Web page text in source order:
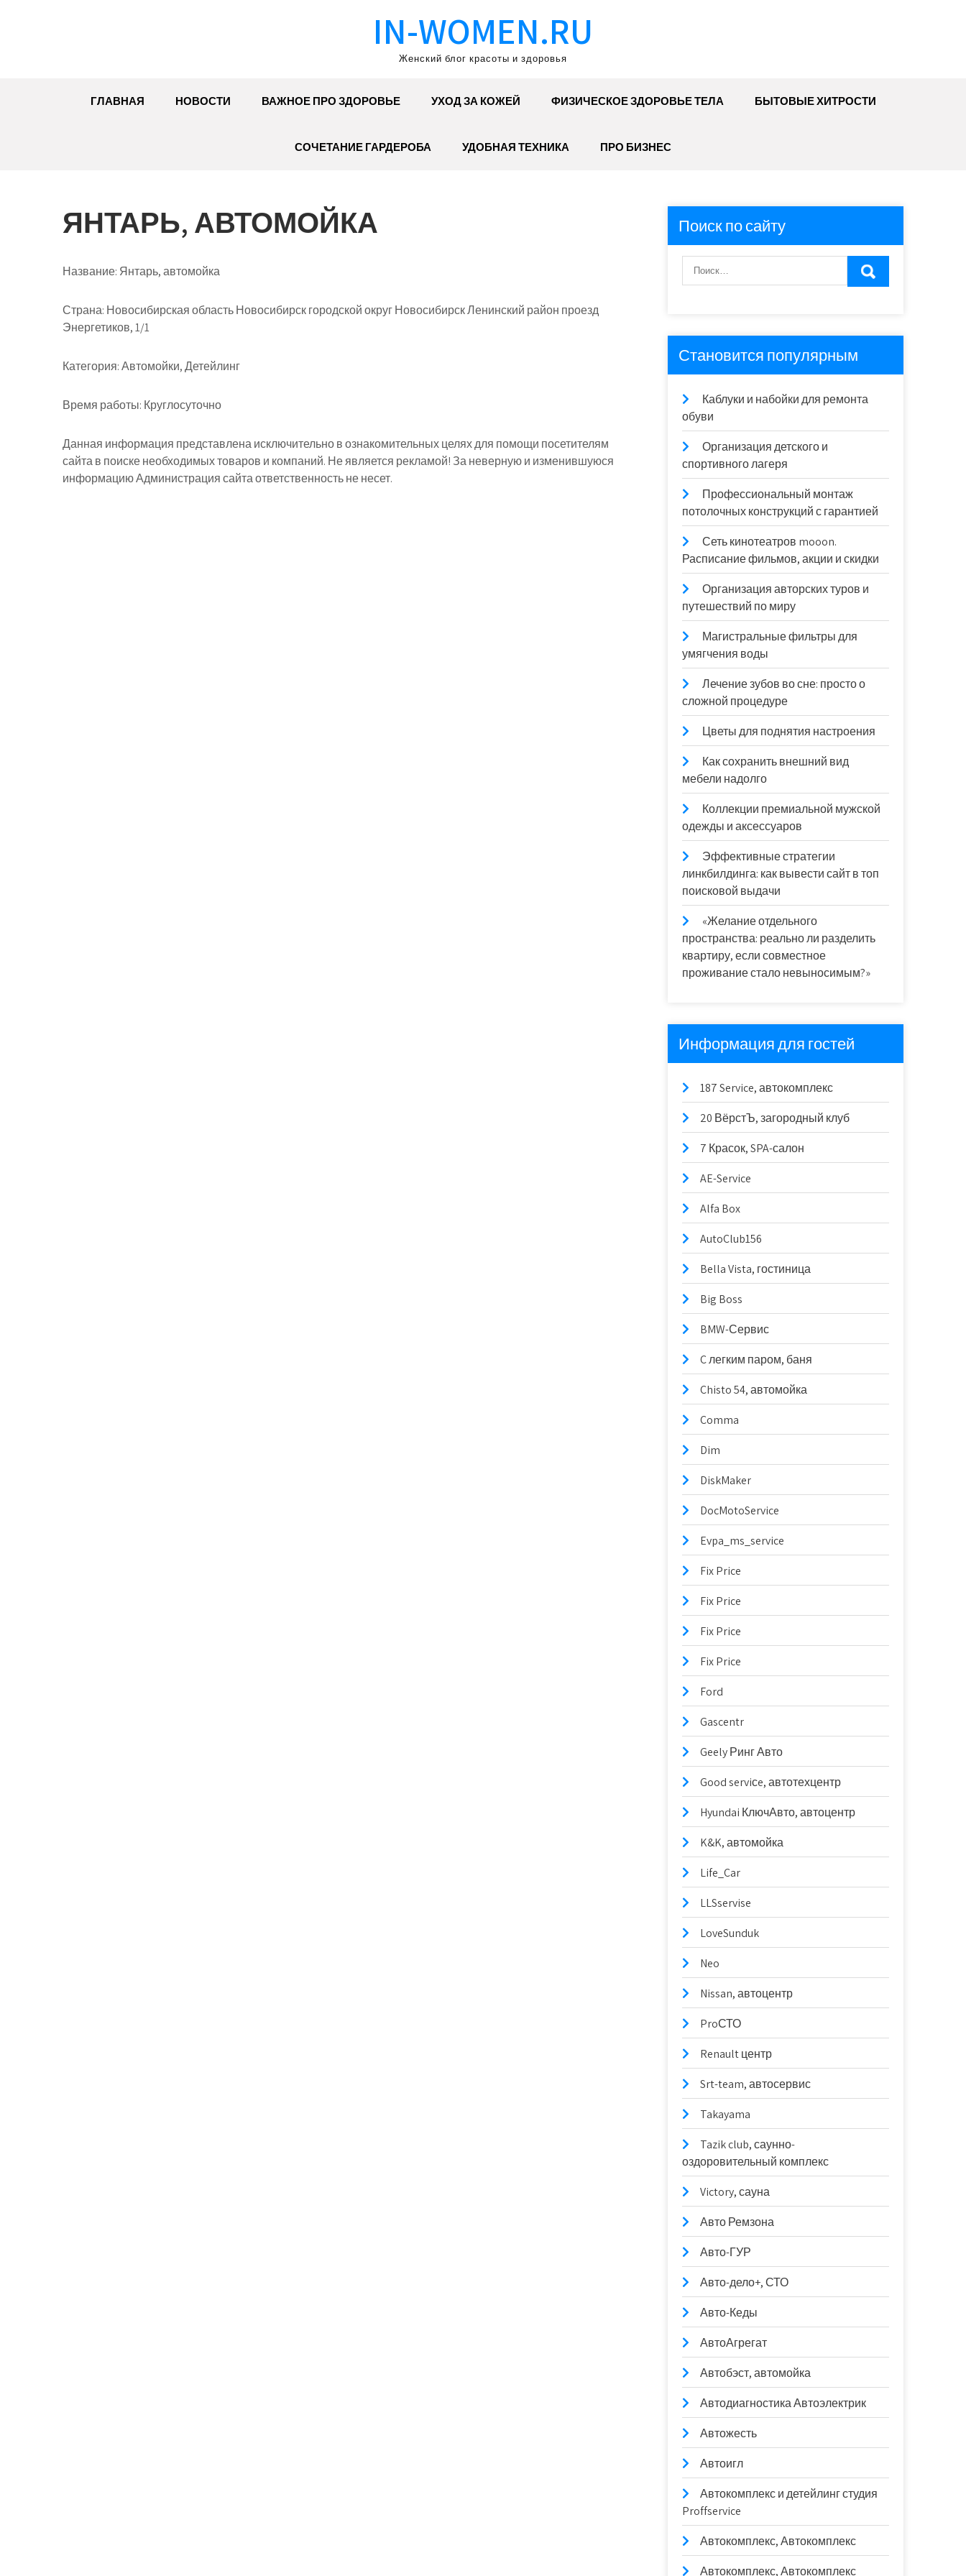
IN-WOMEN.RU
Женский блог красоты и здоровья
ГЛАВНАЯ НОВОСТИ ВАЖНОЕ ПРО ЗДОРОВЬЕ УХОД ЗА КОЖЕЙ ФИЗИЧЕСКОЕ ЗДОРОВЬЕ ТЕЛА БЫТОВЫЕ ХИТРОСТИ
СОЧЕТАНИЕ ГАРДЕРОБА УДОБНАЯ ТЕХНИКА ПРО БИЗНЕС
ЯНТАРЬ, АВТОМОЙКА
Название: Янтарь, автомойка
Страна: Новосибирская область Новосибирск городской округ Новосибирск Ленинский район проезд
Энергетиков, 1/1
Категория:Автомойки, Детейлинг
Время работы: Круглосуточно
Данная информация представлена исключительно в ознакомительных целях для помощи посетителям
сайта в поиске необходимых товаров и компаний. Не является рекламой! За неверную и изменившуюся
информацию Администрация сайта ответственность не несет.
Поиск по сайту
Становится популярным
Каблуки и набойки для ремонта
обуви
Организация детского и
спортивного лагеря
Профессиональный монтаж
потолочных конструкций с гарантией
Сеть кинотеатров mooon.
Расписание фильмов, акции и скидки
Организация авторских туров и
путешествий по миру
Магистральные фильтры для
умягчения воды
Лечение зубов во сне: просто о
сложной процедуре
Цветы для поднятия настроения
Как сохранить внешний вид
мебели надолго
Коллекции премиальной мужской
одежды и аксессуаров
Эффективные стратегии
линкбилдинга: как вывести сайт в топ
поисковой выдачи
«Желание отдельного
пространства: реально ли разделить
квартиру, если совместное
проживание стало невыносимым?»
Информация для гостей
187 Service, автокомплекс
20 ВёрстЪ, загородный клуб
7 Красок, SPA-салон
AE-Service
Alfa Box
AutoClub156
Bella Vista, гостиница
Big Boss
BMW-Сервис
C легким паром, баня
Chisto 54, автомойка
Comma
Dim
DiskMaker
DocMotoService
Evpa_ms_service
Fix Price
Fix Price
Fix Price
Fix Price
Ford
Gascentr
Geely Ринг Авто
Good serviсe, автотехцентр
Hyundai КлючАвто, автоцентр
K&K, автомойка
Life_Car
LLSservise
LoveSunduk
Neo
Nissan, автоцентр
ProСТО
Renault центр
Srt-team, автосервис
Takayama
Tazik club, саунно-
оздоровительный комплекс
Victory, сауна
Авто Ремзона
Авто-ГУР
Авто-дело+, СТО
Авто-Кеды
АвтоАгрегат
Автобэст, автомойка
Автодиагностика Автоэлектрик
Автожесть
Автоигл
Автокомплекс и детейлинг студия
Proffservice
Автокомплекс, Автокомплекс
Автокомплекс, Автокомплекс